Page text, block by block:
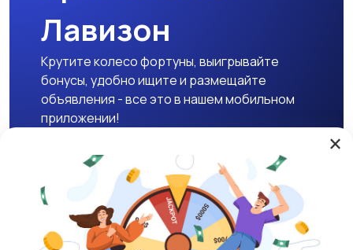
Лавизон
Крутите колесо фортуны, выигрывайте
бонусы, удобно ищите и размещайте
объявления - все это в нашем мобильном
приложении!
Скачать APK
×